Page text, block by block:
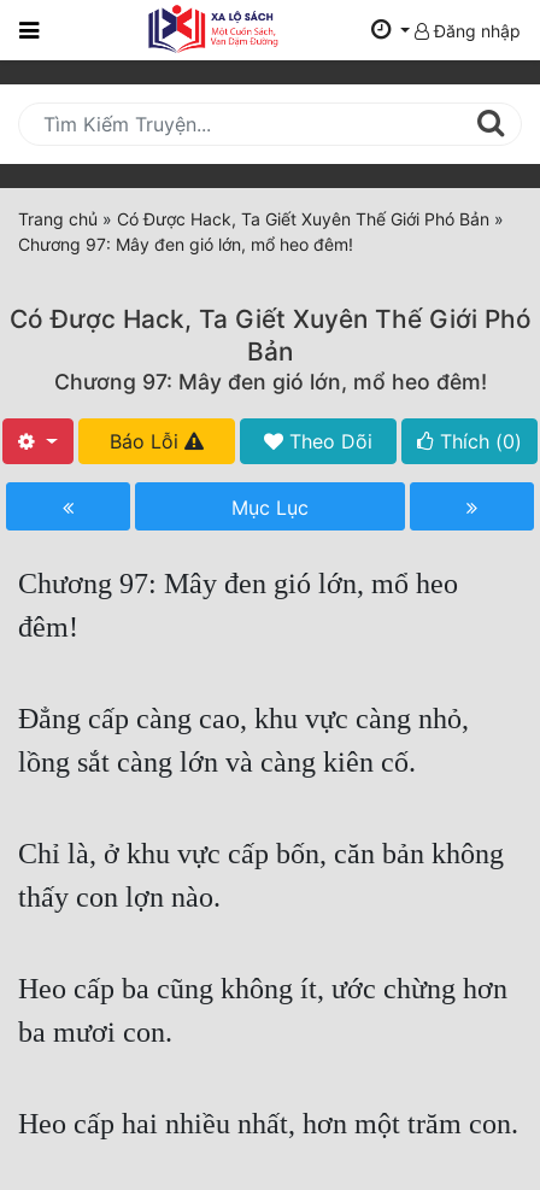
Trang
Mới
Cập
Nhật
(current)
Thể Loại
Truyện Mới Ra
Hoàn Thành
Free
Hậu Cung
Truyện Dịch
Truyện Nhập Môn
Xa Lộ Dịch
Cạnh Kỹ
Đăng nhập
Trang chủ » Có Được Hack, Ta Giết Xuyên Thế Giới Phó Bản »
Chương 97: Mây đen gió lớn, mổ heo đêm!
Có Được Hack, Ta Giết Xuyên Thế Giới Phó
Bản
Chương 97: Mây đen gió lớn, mổ heo đêm!
Báo Lỗi Theo Dõi Thích (0)
Mục Lục
Chương 97: Mây đen gió lớn, mổ heo
đêm!
Đẳng cấp càng cao, khu vực càng nhỏ,
lồng sắt càng lớn và càng kiên cố.
Chỉ là, ở khu vực cấp bốn, căn bản không
thấy con lợn nào.
Heo cấp ba cũng không ít, ước chừng hơn
ba mươi con.
Heo cấp hai nhiều nhất, hơn một trăm con.